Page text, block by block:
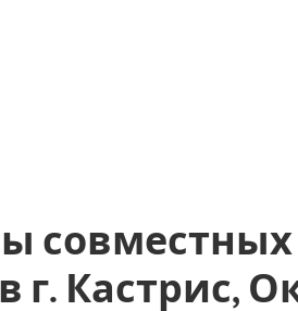
совместных
г. Кастрис,